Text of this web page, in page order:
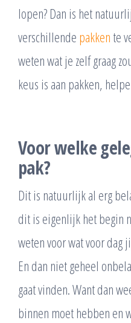
lopen? Dan is het
verschillende pakken te
weten wat je zelf graag
keus is aan pakken,
Voor welke
pak?
Dit is natuurlijk al erg
dit is eigenlijk het begin
weten voor wat voor dag
En dan niet geheel
gaat vinden. Want dan
binnen moet hebben en